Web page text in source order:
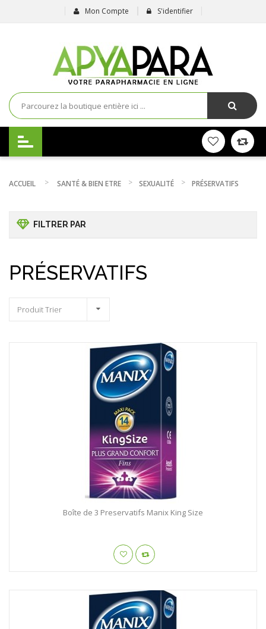
S'identifier
Mon Compte
ACCUEIL SANTÉ & BIEN ETRE SEXUALITÉ PRÉSERVATIFS
FILTRER PAR
PRÉSERVATIFS
Produit Trier
Boîte de 3 Preservatifs Manix King Size